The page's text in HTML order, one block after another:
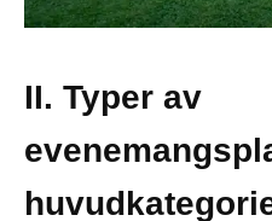
II. Typer av